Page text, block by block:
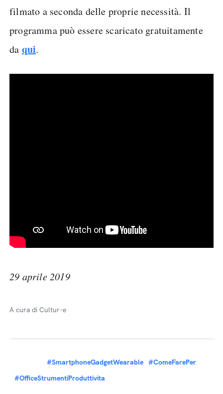
filmato a seconda delle proprie necessità. Il
programma può essere scaricato gratuitamente
da qui.
29 aprile 2019
A cura di Cultur-e
#SmartphoneGadgetWearable #ComeFarePer
#OfficeStrumentiProduttivita